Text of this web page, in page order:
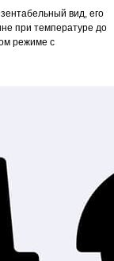
вид, его
при температуре до
режиме с